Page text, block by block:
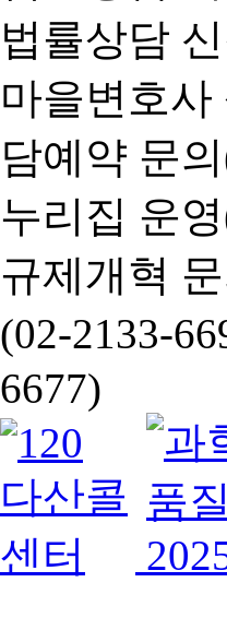
법률상담
마을변호사
담예약 문
누리집 운
규제개혁
(02-2133-
6677)